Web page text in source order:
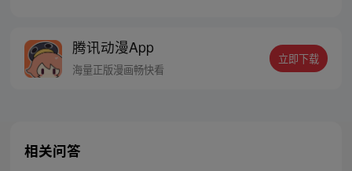
男悔恨的泪水，和贱女求而不得的痛苦呻
吟。”
腾讯动漫App
海量正版漫画畅快看
立即下载
相关问答